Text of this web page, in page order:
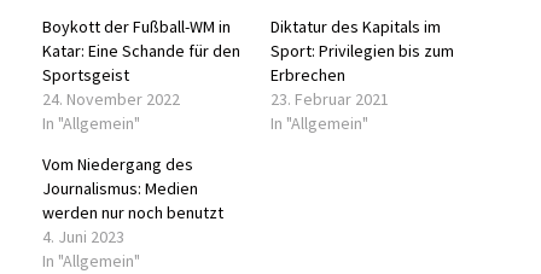
Boykott der Fußball-WM in
Katar: Eine Schande für den
Sportsgeist
24. November 2022
In "Allgemein"
Diktatur des Kapitals im
Sport: Privilegien bis zum
Erbrechen
23. Februar 2021
In "Allgemein"
Vom Niedergang des
Journalismus: Medien
werden nur noch benutzt
4. Juni 2023
In "Allgemein"